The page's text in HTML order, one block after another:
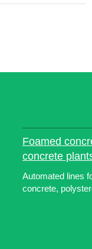
Foamed
concrete
Automated lines
concrete,